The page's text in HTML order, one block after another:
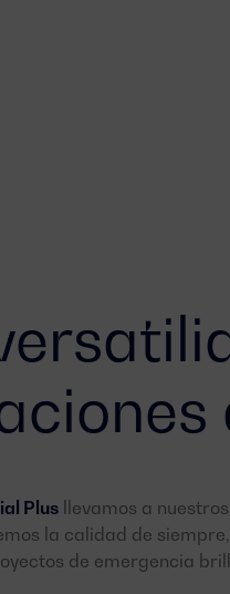
Plus llevamos a
la calidad de
de emergencia